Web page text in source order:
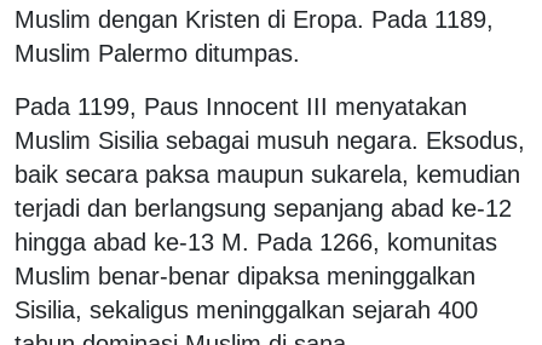
Muslim dengan Kristen di Eropa. Pada 1189,
Muslim Palermo ditumpas.
Pada 1199, Paus Innocent III menyatakan
Muslim Sisilia sebagai musuh negara. Eksodus,
baik secara paksa maupun sukarela, kemudian
terjadi dan berlangsung sepanjang abad ke-12
hingga abad ke-13 M. Pada 1266, komunitas
Muslim benar-benar dipaksa meninggalkan
Sisilia, sekaligus meninggalkan sejarah 400